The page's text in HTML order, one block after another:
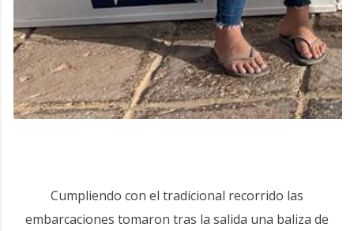
Cumpliendo con el tradicional recorrido las
embarcaciones tomaron tras la salida una baliza de